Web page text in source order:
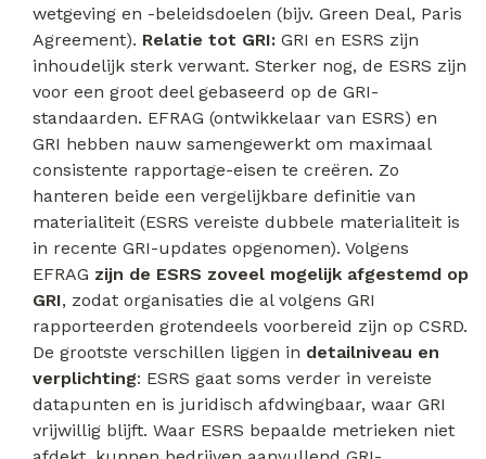
wetgeving en -beleidsdoelen (bijv. Green Deal, Paris
Agreement). Relatie tot GRI: GRI en ESRS zijn
inhoudelijk sterk verwant. Sterker nog, de ESRS zijn
voor een groot deel gebaseerd op de GRI-
standaarden. EFRAG (ontwikkelaar van ESRS) en
GRI hebben nauw samengewerkt om maximaal
consistente rapportage-eisen te creëren. Zo
hanteren beide een vergelijkbare definitie van
materialiteit (ESRS vereiste dubbele materialiteit is
in recente GRI-updates opgenomen). Volgens
EFRAG zijn de ESRS zoveel mogelijk afgestemd op
GRI, zodat organisaties die al volgens GRI
rapporteerden grotendeels voorbereid zijn op CSRD.
De grootste verschillen liggen in detailniveau en
verplichting: ESRS gaat soms verder in vereiste
datapunten en is juridisch afdwingbaar, waar GRI
vrijwillig blijft. Waar ESRS bepaalde metrieken niet